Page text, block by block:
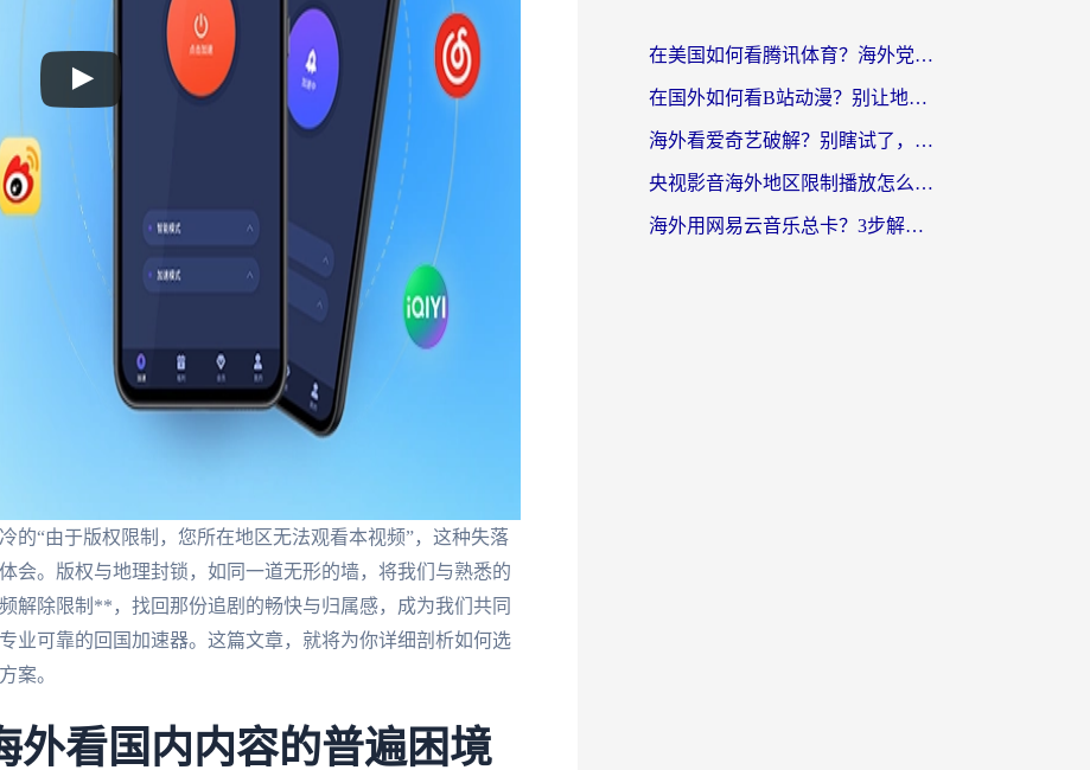
的“由于版权限制，您所在地区无法观看本视频”，这种失落
会。版权与地理封锁，如同一道无形的墙，将我们与熟悉的
解除限制**，找回那份追剧的畅快与归属感，成为我们共同
业可靠的回国加速器。这篇文章，就将为你详细剖析如何选
案。
外看国内内容的普遍困境
在美国如何看腾讯体育？海外党解锁NBA欧洲杯直播的终极攻略
在国外如何看B站动漫？别让地区限制打断你的追番节奏
海外看爱奇艺破解？别瞎试了，这才是留学生华人追剧看球的正确打开方式
央视影音海外地区限制播放怎么办？海外党亲测有效的回国加速指南
海外用网易云音乐总卡？3步解决版权限制+卡顿，还能听喜马拉雅！